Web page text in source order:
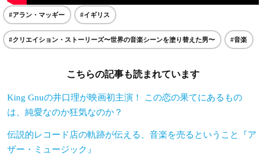
#アラン・マッギー #イギリス
#クリエイション・ストーリーズ〜世界の音楽シーンを塗り替えた男〜 #音楽
こちらの記事も読まれています
King Gnuの井口理が映画初主演！ この恋の果てにあるもの
は、純愛なのか狂気なのか？
伝説的レコード店の軌跡が伝える、音楽を売るということ『ア
ザー・ミュージック』